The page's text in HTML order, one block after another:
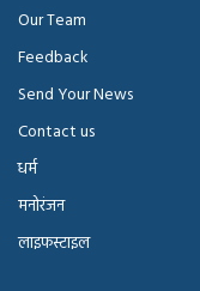
Our Team
Feedback
Send Your News
Contact us
धर्म
मनोरंजन
लाइफस्टाइल